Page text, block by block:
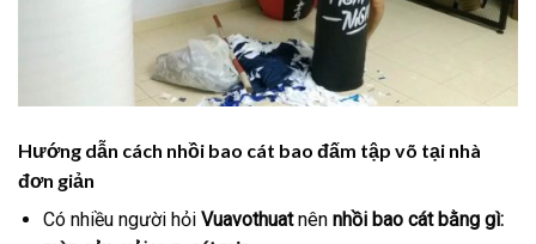
Hướng dẫn cách nhồi bao cát bao đấm tập võ tại nhà
đơn giản
Có nhiều người hỏi Vuavothuatnên nhồi bao cát bằng gì: